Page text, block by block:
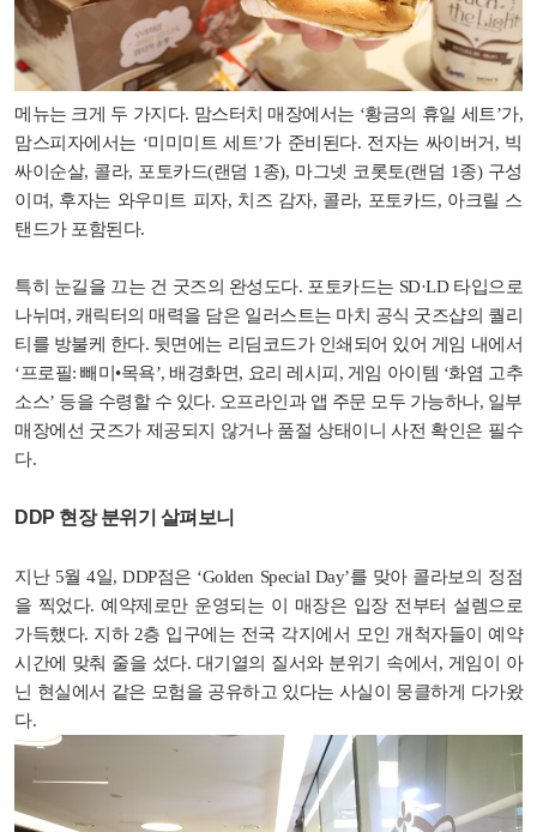
메뉴는 크게 두 가지다. 맘스터치 매장에서는 ‘황금의 휴일 세트’가,
맘스피자에서는 ‘미미미트 세트’가 준비된다. 전자는 싸이버거, 빅
싸이순살, 콜라, 포토카드(랜덤 1종), 마그넷 코롯토(랜덤 1종) 구성
이며, 후자는 와우미트 피자, 치즈 감자, 콜라, 포토카드, 아크릴 스
탠드가 포함된다.
특히 눈길을 끄는 건 굿즈의 완성도다. 포토카드는 SD·LD 타입으로
나뉘며, 캐릭터의 매력을 담은 일러스트는 마치 공식 굿즈샵의 퀄리
티를 방불케 한다. 뒷면에는 리딤코드가 인쇄되어 있어 게임 내에서
‘프로필: 빼미•목욕’, 배경화면, 요리 레시피, 게임 아이템 ‘화염 고추
소스’ 등을 수령할 수 있다. 오프라인과 앱 주문 모두 가능하나, 일부
매장에선 굿즈가 제공되지 않거나 품절 상태이니 사전 확인은 필수
다.
DDP 현장 분위기 살펴보니
지난 5월 4일, DDP점은 ‘Golden Special Day’를 맞아 콜라보의 정점
을 찍었다. 예약제로만 운영되는 이 매장은 입장 전부터 설렘으로
가득했다. 지하 2층 입구에는 전국 각지에서 모인 개척자들이 예약
시간에 맞춰 줄을 섰다. 대기열의 질서와 분위기 속에서, 게임이 아
닌 현실에서 같은 모험을 공유하고 있다는 사실이 뭉클하게 다가왔
다.